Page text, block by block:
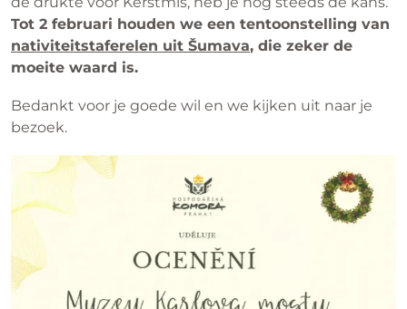
Tot 2 februari houden we een tentoonstelling van
nativiteitstaferelen uit Šumava, die zeker de
moeite waard is.
Bedankt voor je goede wil en we kijken uit naar je
bezoek.